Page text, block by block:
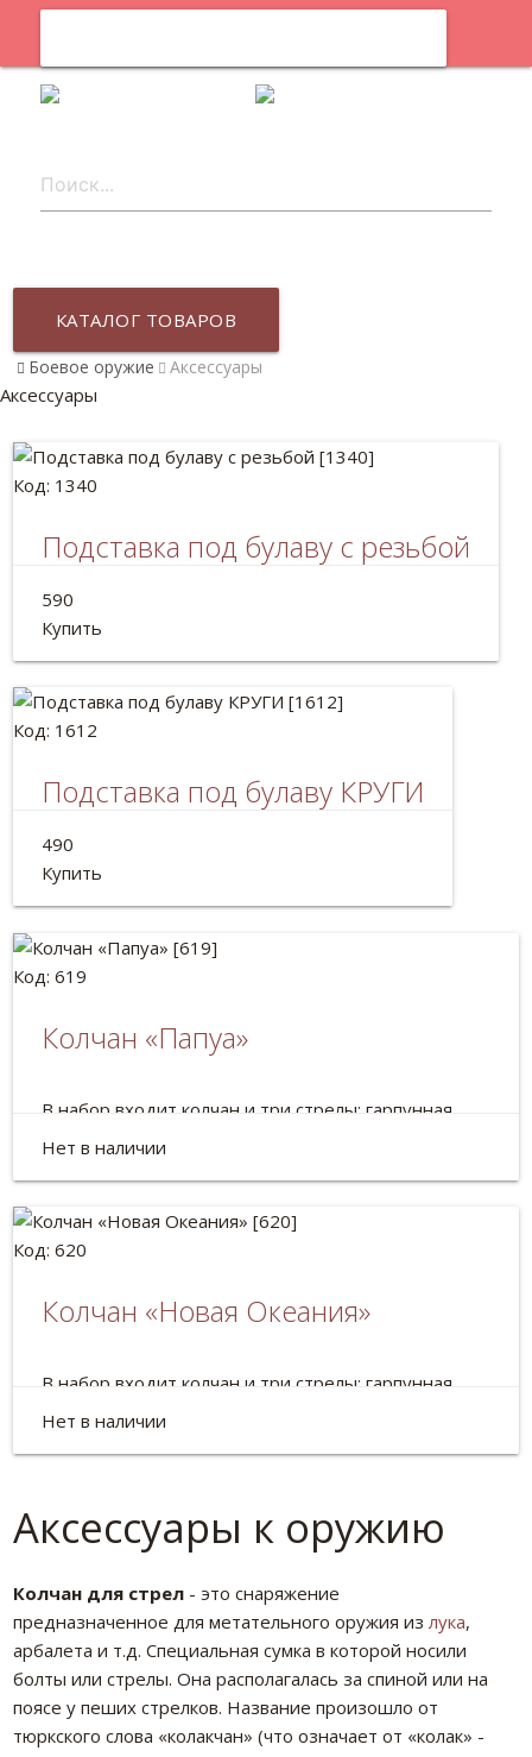
КАТАЛОГ ТОВАРОВ
Боевое оружие Аксессуары
Аксессуары
Код: 1340
Подставка под булаву с резьбой
Подставка деревянная
Длина: 54см
590
Купить
Код: 1612
Подставка под булаву КРУГИ
Подставка деревянная под булаву
Длина:50см
490
Купить
Код: 619
Колчан «Папуа»
В набор входит колчан и три стрелы: гарпунная,
тупая и боевая.
Нет в наличии
Код: 620
Колчан «Новая Океания»
В набор входит колчан и три стрелы: гарпунная,
тупая и боевая.
Нет в наличии
Аксессуары к оружию
Колчан для стрел - это снаряжение
предназначенное для метательного оружия из лука,
арбалета и т.д. Специальная сумка в которой носили
болты или стрелы. Она располагалась за спиной или на
поясе у пеших стрелков. Название произошло от
тюркского слова «колакчан» (что означает от «колак» -